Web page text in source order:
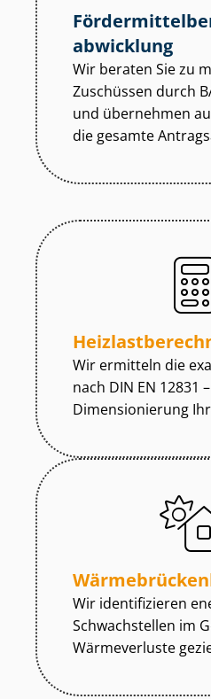
abwicklung
Wir beraten Sie zu
Zuschüssen durch
und übernehmen
die gesamte
Wir ermitteln die
nach DIN EN 12831
Dimensionierung
Wir identifizieren
Schwachstellen im
Wärmeverluste